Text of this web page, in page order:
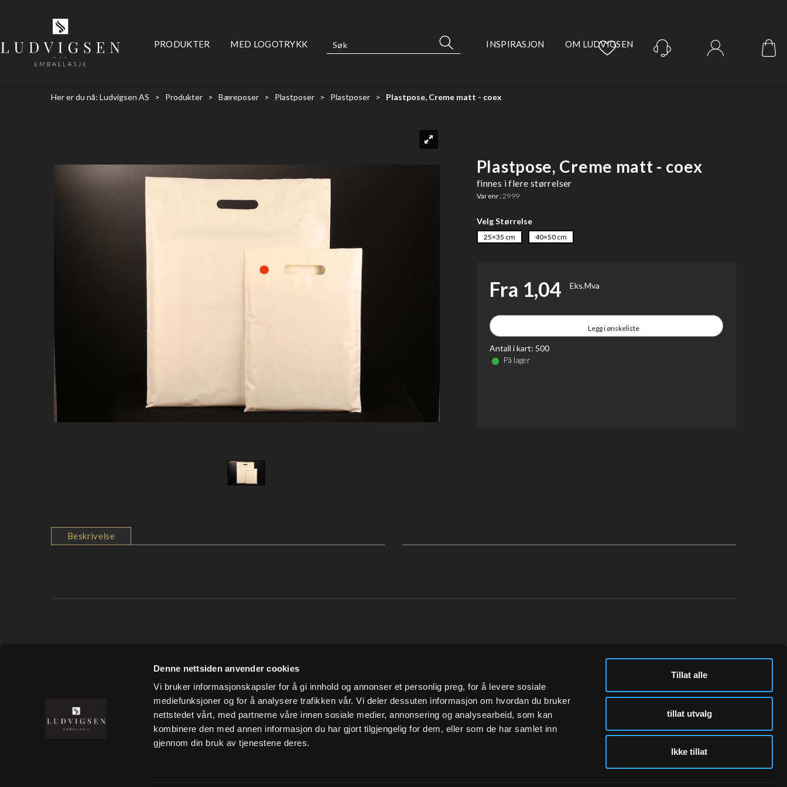
Denne nettsiden anvender cookies
Vi bruker informasjonskapsler for å gi innhold og annonser et personlig preg, for å levere sosiale
mediefunksjoner og for å analysere trafikken vår. Vi deler dessuten informasjon om hvordan du bruker
nettstedet vårt, med partnerne våre innen sosiale medier, annonsering og analysearbeid, som kan
kombinere den med annen informasjon du har gjort tilgjengelig for dem, eller som de har samlet inn
gjennom din bruk av tjenestene deres.
Tillat alle
tillat utvalg
Ikke tillat
PRODUKTER MED LOGOTRYKK INSPIRASJON OM LUDVIGSEN
Her er du nå: Ludvigsen AS > Produkter > Bæreposer > Plastposer > Plastposer > Plastpose, Creme matt - coex
Plastpose, Creme matt - coex
finnes i flere størrelser
Varenr:2999
Velg Størrelse
25×35 cm 40×50 cm
Fra 1,04 Eks.Mva
Legg i ønskeliste
Antall i kart: 500
På lager
Beskrivelse
Wirgenes vei 15
3157 Barkåker
+47 333 00 610
post@ludvigsen.no
Handlekurv
Kundesenter
Vilkår og betingelser
Personvern
Vår miljøpolitikk
FØLG OSS
Instagram